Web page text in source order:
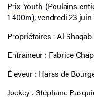
Prix Youth (Poulains
1 400m), vendredi 23
Propriétaires : Al Shaqab
Entraîneur : Fabrice
Éleveur : Haras de
Jockey : Stéphane